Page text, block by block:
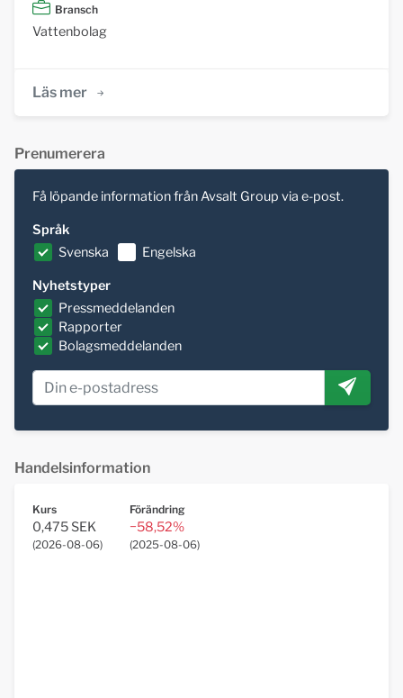
Bransch
Vattenbolag
Läs mer
Prenumerera
Få löpande information från Avsalt Group via e-post.
Språk
Svenska
Engelska
Nyhetstyper
Pressmeddelanden
Rapporter
Bolagsmeddelanden
Handelsinformation
Kurs
0,475 SEK
(2026-08-06)
Förändring
−58,52%
(2025-08-06)